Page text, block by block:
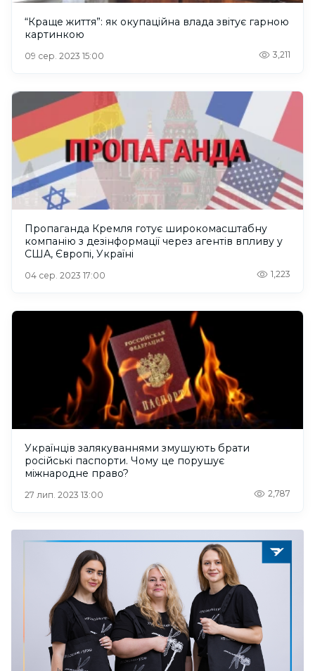
“Краще життя”: як окупаційна влада звітує гарною
картинкою
09 сер. 2023 15:00 3,211
Пропаганда Кремля готує широкомасштабну
компанію з дезінформації через агентів впливу у
США, Європі, Україні
04 сер. 2023 17:00 1,223
Українців залякуваннями змушують брати
російські паспорти. Чому це порушує
міжнародне право?
27 лип. 2023 13:00 2,787